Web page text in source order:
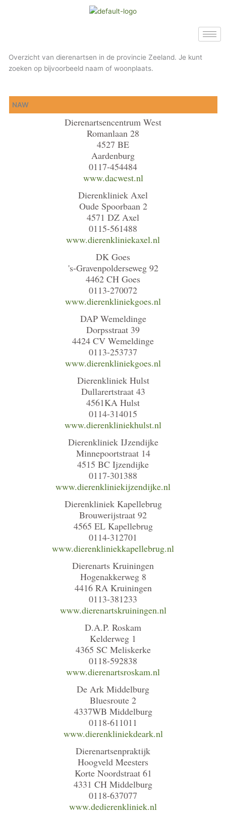
Overzicht van dierenartsen in de provincie Zeeland. Je kunt
zoeken op bijvoorbeeld naam of woonplaats.
NAW
Dierenartsencentrum West
Romanlaan 28
4527 BE
Aardenburg
0117-454484
www.dacwest.nl
Dierenkliniek Axel
Oude Spoorbaan 2
4571 DZ Axel
0115-561488
www.dierenkliniekaxel.nl
DK Goes
's-Gravenpolderseweg 92
4462 CH Goes
0113-270072
www.dierenkliniekgoes.nl
DAP Wemeldinge
Dorpsstraat 39
4424 CV Wemeldinge
0113-253737
www.dierenkliniekgoes.nl
Dierenkliniek Hulst
Dullarertstraat 43
4561KA Hulst
0114-314015
www.dierenkliniekhulst.nl
Dierenkliniek IJzendijke
Minnepoortstraat 14
4515 BC Ijzendijke
0117-301388
www.dierenkliniekijzendijke.nl
Dierenkliniek Kapellebrug
Brouwerijstraat 92
4565 EL Kapellebrug
0114-312701
www.dierenkliniekkapellebrug.nl
Dierenarts Kruiningen
Hogenakkerweg 8
4416 RA Kruiningen
0113-381233
www.dierenartskruiningen.nl
D.A.P. Roskam
Kelderweg 1
4365 SC Meliskerke
0118-592838
www.dierenartsroskam.nl
De Ark Middelburg
Bluesroute 2
4337WB Middelburg
0118-611011
www.dierenkliniekdeark.nl
Dierenartsenpraktijk
Hoogveld Meesters
Korte Noordstraat 61
4331 CH Middelburg
0118-637077
www.dedierenkliniek.nl